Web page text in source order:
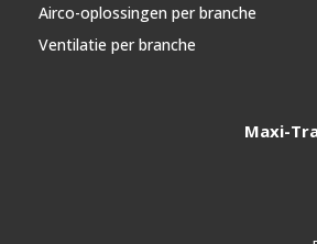
Airco-oplossingen per branche
Ventilatie per branche
Maxi-